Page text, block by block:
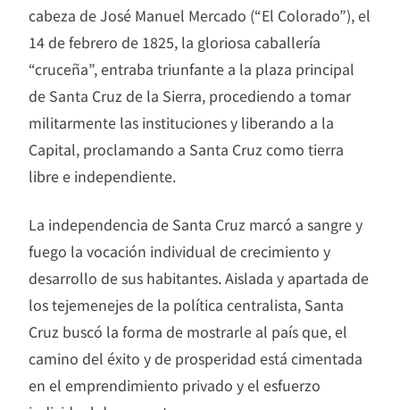
cabeza de José Manuel Mercado (“El Colorado”), el
14 de febrero de 1825, la gloriosa caballería
“cruceña”, entraba triunfante a la plaza principal
de Santa Cruz de la Sierra, procediendo a tomar
militarmente las instituciones y liberando a la
Capital, proclamando a Santa Cruz como tierra
libre e independiente.
La independencia de Santa Cruz marcó a sangre y
fuego la vocación individual de crecimiento y
desarrollo de sus habitantes. Aislada y apartada de
los tejemenejes de la política centralista, Santa
Cruz buscó la forma de mostrarle al país que, el
camino del éxito y de prosperidad está cimentada
en el emprendimiento privado y el esfuerzo